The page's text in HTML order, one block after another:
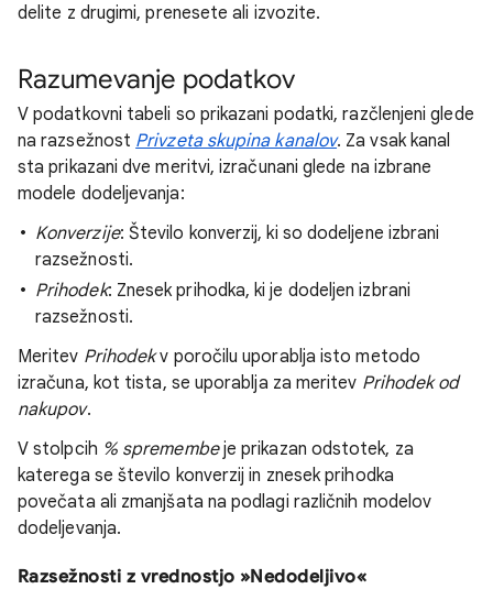
delite z drugimi, prenesete ali izvozite.
Razumevanje podatkov
V podatkovni tabeli so prikazani podatki, razčlenjeni glede
na razsežnost Privzeta skupina kanalov. Za vsak kanal
sta prikazani dve meritvi, izračunani glede na izbrane
modele dodeljevanja:
Konverzije: Število konverzij, ki so dodeljene izbrani
razsežnosti.
Prihodek: Znesek prihodka, ki je dodeljen izbrani
razsežnosti.
Meritev Prihodekv poročilu uporablja isto metodo
izračuna, kot tista, se uporablja za meritev Prihodek od
nakupov.
V stolpcih % spremembeje prikazan odstotek, za
katerega se število konverzij in znesek prihodka
povečata ali zmanjšata na podlagi različnih modelov
dodeljevanja.
Razsežnosti z vrednostjo »Nedodeljivo«